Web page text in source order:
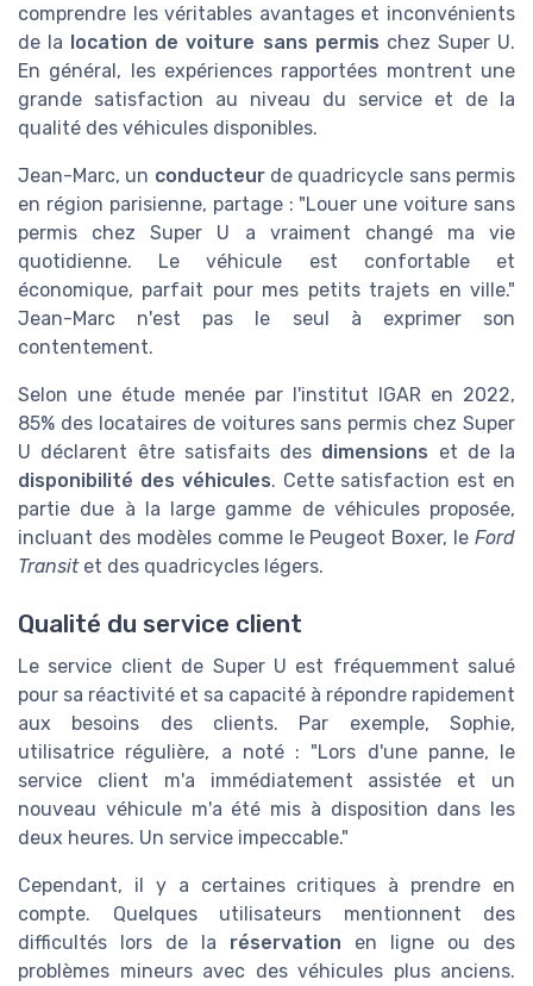
comprendre les véritables avantages et inconvénients
de la location de voiture sans permis chez Super U.
En général, les expériences rapportées montrent une
grande satisfaction au niveau du service et de la
qualité des véhicules disponibles.
Jean-Marc, un conducteurde quadricycle sans permis
en région parisienne, partage : "Louer une voiture sans
permis chez Super U a vraiment changé ma vie
quotidienne. Le véhicule est confortable et
économique, parfait pour mes petits trajets en ville."
Jean-Marc n'est pas le seul à exprimer son
contentement.
Selon une étude menée par l'institut IGAR en 2022,
85% des locataires de voitures sans permis chez Super
U déclarent être satisfaits des dimensions et de la
disponibilité des véhicules. Cette satisfaction est en
partie due à la large gamme de véhicules proposée,
incluant des modèles comme le Peugeot Boxer, le Ford
Transitet des quadricycles légers.
Qualité du service client
Le service client de Super U est fréquemment salué
pour sa réactivité et sa capacité à répondre rapidement
aux besoins des clients. Par exemple, Sophie,
utilisatrice régulière, a noté : "Lors d'une panne, le
service client m'a immédiatement assistée et un
nouveau véhicule m'a été mis à disposition dans les
deux heures. Un service impeccable."
Cependant, il y a certaines critiques à prendre en
compte. Quelques utilisateurs mentionnent des
difficultés lors de la réservation en ligne ou des
problèmes mineurs avec des véhicules plus anciens.